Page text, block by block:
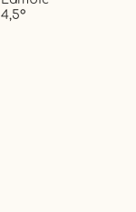
4,5°